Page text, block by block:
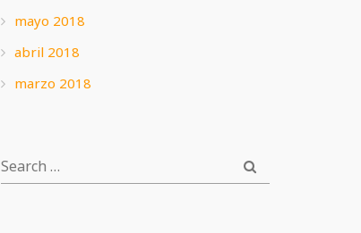
mayo 2018
abril 2018
marzo 2018
SEARCH
SEARCH